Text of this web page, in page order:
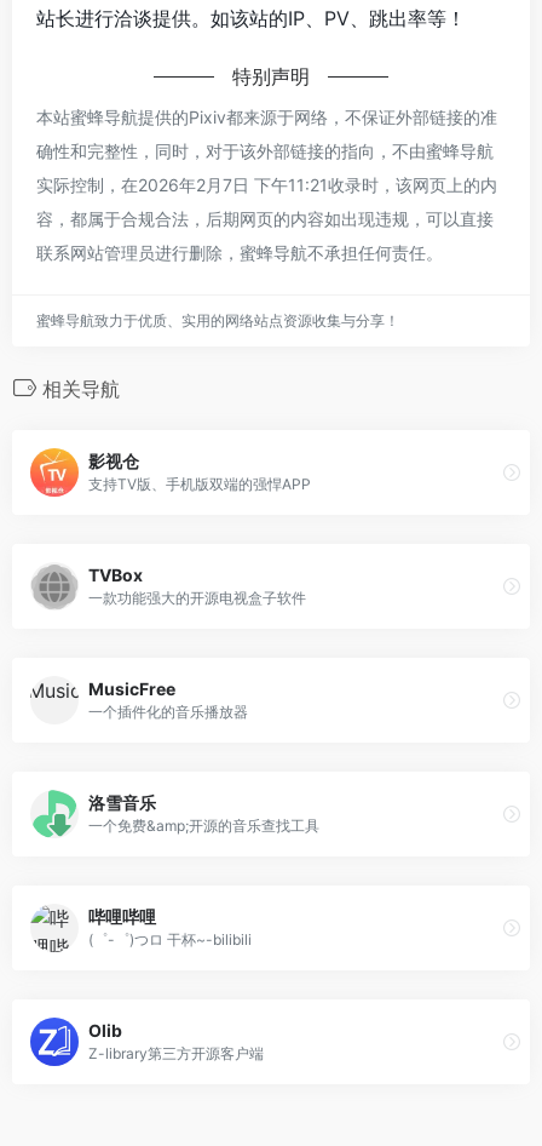
站长进行洽谈提供。如该站的IP、PV、跳出率等！
特别声明
本站蜜蜂导航提供的Pixiv都来源于网络，不保证外部链接的准
确性和完整性，同时，对于该外部链接的指向，不由蜜蜂导航
实际控制，在2026年2月7日 下午11:21收录时，该网页上的内
容，都属于合规合法，后期网页的内容如出现违规，可以直接
联系网站管理员进行删除，蜜蜂导航不承担任何责任。
蜜蜂导航致力于优质、实用的网络站点资源收集与分享！
相关导航
影视仓
支持TV版、手机版双端的强悍APP
TVBox
一款功能强大的开源电视盒子软件
MusicFree
一个插件化的音乐播放器
洛雪音乐
一个免费&amp;开源的音乐查找工具
哔哩哔哩
(゜-゜)つロ 干杯~-bilibili
Olib
Z-library第三方开源客户端